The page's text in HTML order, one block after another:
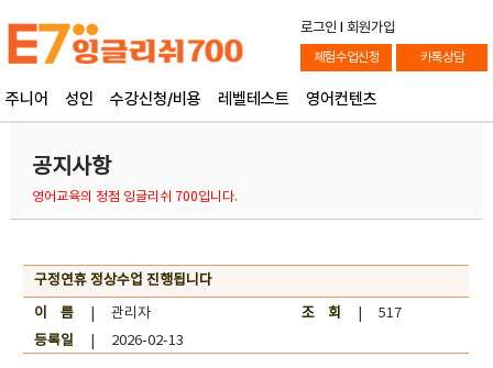
로그인 l 회원가입
체험수업신청 카톡상담
주니어 성인 수강신청/비용 레벨테스트 영어컨텐츠
공지사항
영어교육의 정점 잉글리쉬 700입니다.
구정연휴 정상수업 진행됩니다
이 름| 관리자 조 회
| 517
등록일| 2026-02-13